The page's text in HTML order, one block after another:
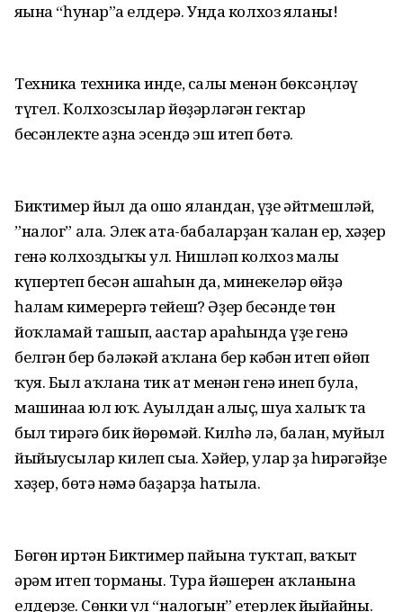
яғына “һунар”ға елдерә. Унда колхоз яланы!
Техника техника инде, салғы менән бөксәңләү
түгел. Колхозсылар йөҙәрләгән гектар
бесәнлекте аҙна эсендә эш итеп бөтә.
Биктимер йыл да ошо яландан, үҙе әйтмешләй,
”налог” ала. Элек ата-бабаларҙан ҡалған ер, хәҙер
генә колхоздыҡы ул. Нишләп колхоз малы
күпертеп бесән ашаһын да, минекеләр өйҙә
һалам кимерергә тейеш? Әҙер бесәнде төн
йоҡламай ташып, ағастар араһында үҙе генә
белгән бер бәләкәй аҡлан­ға бер кәбән итеп өйөп
ҡуя. Был аҡланға тик ат менән генә инеп була,
машинаға юл юҡ. Ауылдан алыҫ, шуға халыҡ та
был тирәгә бик йөрөмәй. Килһә лә, балан, муйыл
йыйыусылар килеп сыға. Хәйер, улар ҙа һирәгәйҙе
хәҙер, бөтә нәмә баҙарҙа һатыла.
Бөгөн иртән Биктимер пайына туҡтап, ваҡыт
әрәм итеп торманы. Тура йәшерен аҡланына
елдерҙе. Сөнки ул “налогын” етерлек йыйғайны.